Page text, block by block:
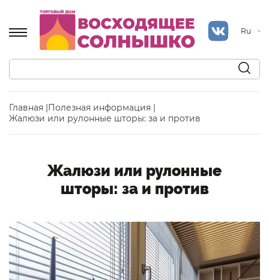
Ru
Главная |Полезная информация |
Жалюзи или рулонные шторы: за и против
Жалюзи или рулонные
шторы: за и против